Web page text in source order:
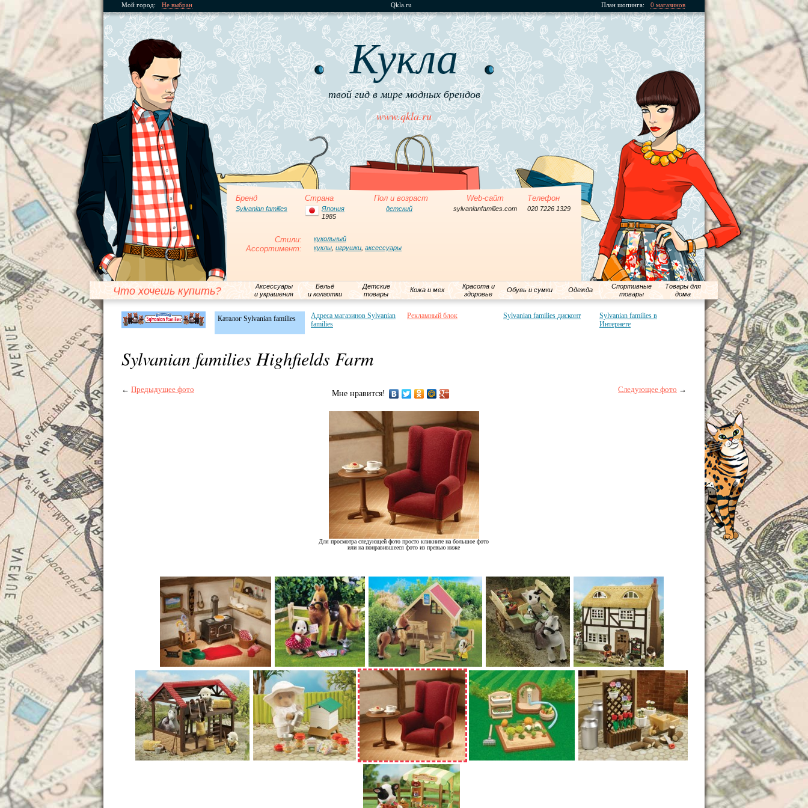
Мой город: Не выбран Qkla.ru План шопинга: 0 магазинов
Кукла
твой гид в мире модных брендов
www.qkla.ru
Бренд Страна Пол и возраст Web-сайт Телефон
Sylvanian families
Япония
1985
детский sylvanianfamilies.com 020 7226 1329
Стили: кукольный
Ассортимент: куклы игрушки аксессуары
Что хочешь купить?
Аксессуары
и украшения
Бельё
и колготки
Детские
товары
Кожа и мех
Красота и
здоровье
Обувь и сумки Одежда
Спортивные
товары
Товары для
дома
Каталог Sylvanian families
Адреса магазинов Sylvanian
families
Рекламный блок Sylvanian families дисконт
Sylvanian families в
Интернете
Sylvanian families Highfields Farm
← Предыдущее фото Мне нравится! Следующее фото →
Для просмотра следующей фото просто кликните на большое фото
или на понравившееся фото из превью ниже